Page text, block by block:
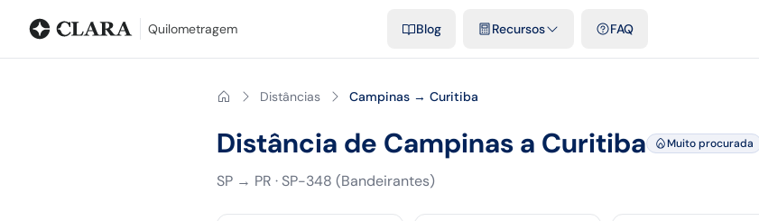
Quilometragem Blog Recursos FAQ
Distâncias Campinas → Curitiba
Distância de Campinas a Curitiba Muito procurada
SP → PR · SP-348 (Bandeirantes)